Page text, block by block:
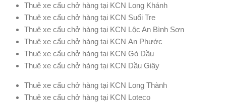
Thuê xe cẩu chở hàng tại KCN Long Khánh
Thuê xe cẩu chở hàng tại KCN Suối Tre
Thuê xe cẩu chở hàng tại KCN Lộc An Bình Sơn
Thuê xe cẩu chở hàng tại KCN An Phước
Thuê xe cẩu chở hàng tại KCN Gò Dầu
Thuê xe cẩu chở hàng tại KCN Dầu Giây
Thuê xe cẩu chở hàng tại KCN Long Thành
Thuê xe cẩu chở hàng tại KCN Loteco